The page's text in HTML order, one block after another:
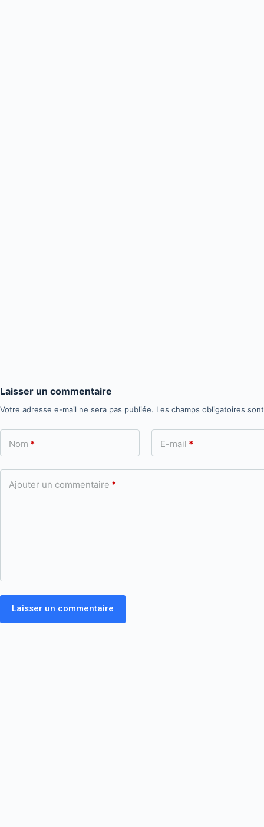
Laisser un commentaire
Votre adresse e-mail ne sera pas publiée. Les champs obligatoires
Nom * E-mail *
Ajouter un commentaire *
Laisser un commentaire